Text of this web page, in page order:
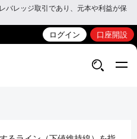
バレッジ取引であり、元本や利益が保
ログイン 口座開設